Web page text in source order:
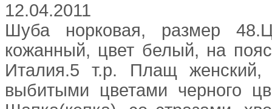
12.04.2011
Шуба норковая, размер
кожанный, цвет белый, на
Италия.5 т.р. Плащ женский,
выбитыми цветами черного